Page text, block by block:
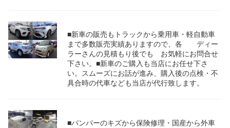
■新車の販売もトラックから乗用車・軽自動車
まで多数販売実績ありますので、各 ディー
ラーさんの見積もり後でも お気軽にお問合せ
下さい。■新車のご購入も当店にお任せ下さ
い。スムーズにお話が進み、購入後の点検・不
具合時の代車なども当店が代行致します。
■バンパーのキズから保険修理・国産から外車